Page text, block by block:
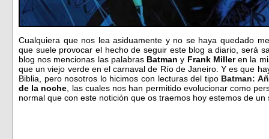
Cualquiera que nos lea asiduamente y no se haya quedado
que suele provocar el hecho de seguir este blog a diario, será
blog nos mencionas las palabras Batman y Frank Milleren la
que un viejo verde en el carnaval de Río de Janeiro. Y es que
Biblia, pero nosotros lo hicimos con lecturas del tipo Batman:
de la noche, las cuales nos han permitido evolucionar como
normal que con este notición que os traemos hoy estemos de